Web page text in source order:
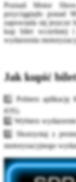
Poznań Motor
przyciągnęło ponad
zapowiada się jeszcze
kup bilet wcześniej i
wydarzeniu
Jak kupić
1️⃣ Pobierz aplikację
iOS).
2️⃣ Wybierz
3️⃣ Skorzystaj z
motoryzacyjnego